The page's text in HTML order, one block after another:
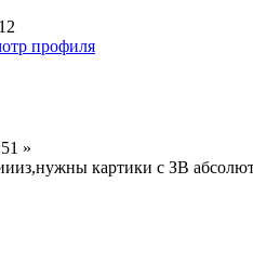
»
картики с ЗВ